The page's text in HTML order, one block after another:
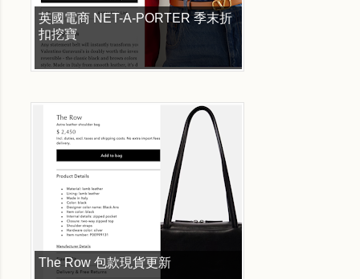
英國電商 NET-A-PORTER 季末折
扣挖寶
The Row 包款現貨更新